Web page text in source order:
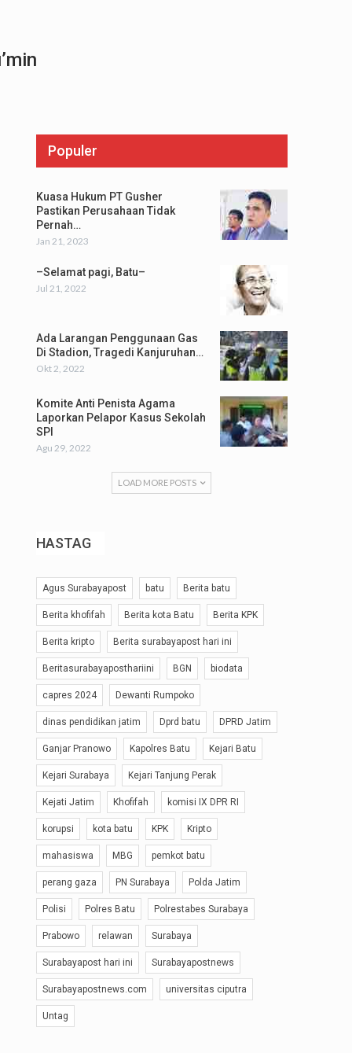
Populer
Kuasa Hukum PT Gusher
Pastikan Perusahaan Tidak
Pernah…
Jan 21, 2023
–Selamat pagi, Batu–
Jul 21, 2022
Ada Larangan Penggunaan Gas
Di Stadion, Tragedi Kanjuruhan…
Okt 2, 2022
Komite Anti Penista Agama
Laporkan Pelapor Kasus Sekolah
SPI
Agu 29, 2022
LOAD MORE POSTS
HASTAG
Agus Surabayapost batu Berita batu
Berita khofifah Berita kota Batu Berita KPK
Berita kripto Berita surabayapost hari ini
Beritasurabayaposthariini BGN biodata
capres 2024 Dewanti Rumpoko
dinas pendidikan jatim Dprd batu DPRD Jatim
Ganjar Pranowo Kapolres Batu Kejari Batu
Kejari Surabaya Kejari Tanjung Perak
Kejati Jatim Khofifah komisi IX DPR RI
korupsi kota batu KPK Kripto
mahasiswa MBG pemkot batu
perang gaza PN Surabaya Polda Jatim
Polisi Polres Batu Polrestabes Surabaya
Prabowo relawan Surabaya
Surabayapost hari ini Surabayapostnews
Surabayapostnews.com universitas ciputra
Untag